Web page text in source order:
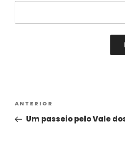
ANTERIOR
Um passeio pelo Vale